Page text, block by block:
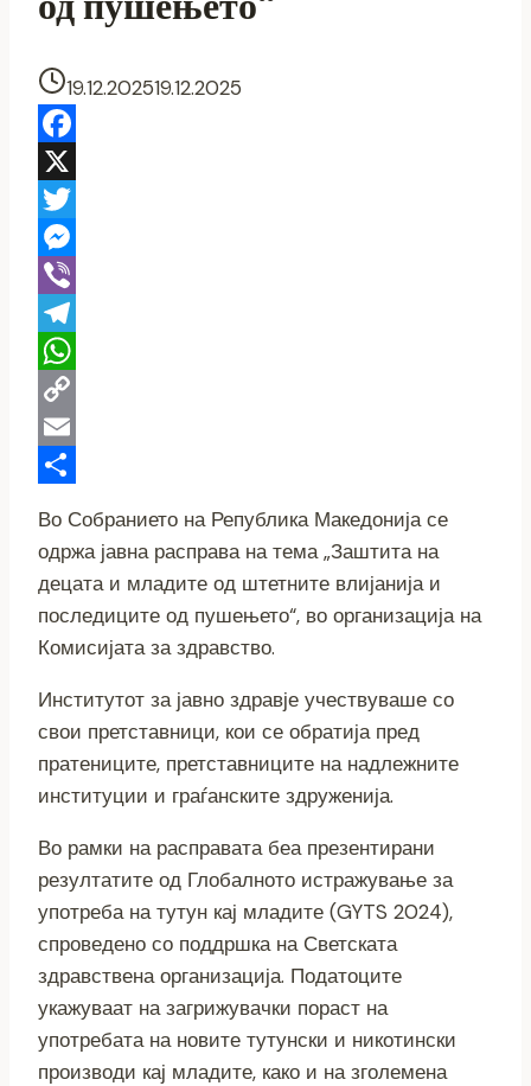
19.12.202519.12.2025
Facebook
X
Twitter
Messenger
Viber
Telegram
WhatsApp
Copy
Link
Email
Во Собранието на Република Македонија се
одржа јавна расправа на тема „Заштита на
децата и младите од штетните влијанија и
последиците од пушењето“, во организација на
Комисијата за здравство.
Институтот за јавно здравје учествуваше со
свои претставници, кои се обратија пред
пратениците, претставниците на надлежните
институции и граѓанските здруженија.
Во рамки на расправата беа презентирани
резултатите од Глобалното истражување за
употреба на тутун кај младите (GYTS 2024),
спроведено со поддршка на Светската
здравствена организација. Податоците
укажуваат на загрижувачки пораст на
употребата на новите тутунски и никотински
производи кај младите, како и на зголемена